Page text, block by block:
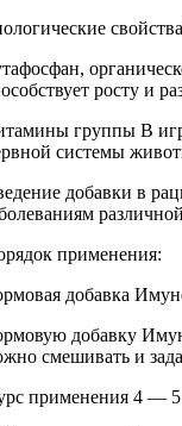
росту и
группы В
системы
добавки в
применения:
добавка
добавку
смешивать и
применения 4 — 5